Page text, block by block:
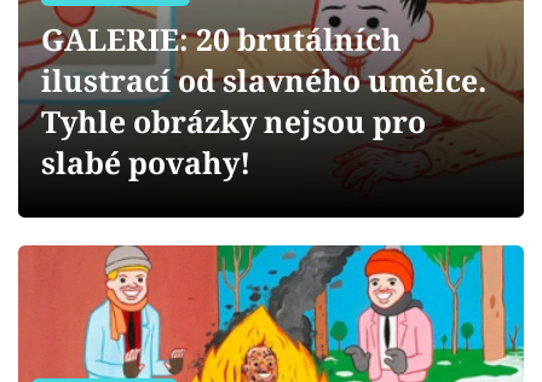
Videa
Sledujte prima+
Sledujte nás
GALERIE: 20 brutálních
ilustrací od slavného umělce.
Tyhle obrázky nejsou pro
slabé povahy!